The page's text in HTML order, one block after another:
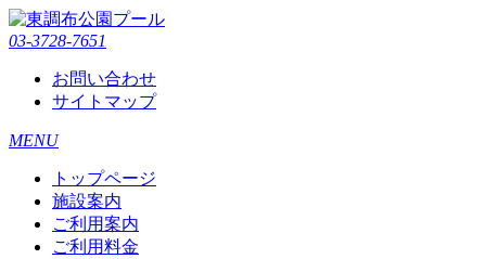
03-3728-7651
お問い合わせ
サイトマップ
MENU
トップページ
施設案内
ご利用案内
ご利用料金